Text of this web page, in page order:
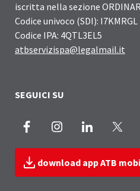
iscritta nella sezione
Codice univoco (SDI): I7KMRGL
Codice IPA: 4QTL3EL5
atbservizispa@legalmail.it
SEGUICI SU
Facebook InstagramLinkedIn
download app ATB